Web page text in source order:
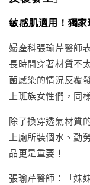
敏感肌適用！獨
婦產科張瑜芹醫師
長時間穿著材質不
菌感染的情況反覆
上班族女性們，同
除了換穿透氣材質
上廁所裝個水、勤
品更是重要！
張瑜芹醫師：「妹